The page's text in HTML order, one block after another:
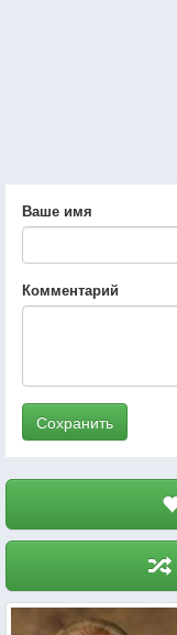
Ваше имя
Комментарий
Сохранить